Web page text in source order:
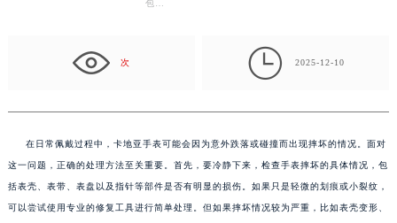
包…
次  2025-12-10
在日常佩戴过程中，卡地亚手表可能会因为意外跌落或碰撞而出现摔坏的情况。面对
这一问题，正确的处理方法至关重要。首先，要冷静下来，检查手表摔坏的具体情况，包
括表壳、表带、表盘以及指针等部件是否有明显的损伤。如果只是轻微的划痕或小裂纹，
可以尝试使用专业的修复工具进行简单处理。但如果摔坏情况较为严重，比如表壳变形、